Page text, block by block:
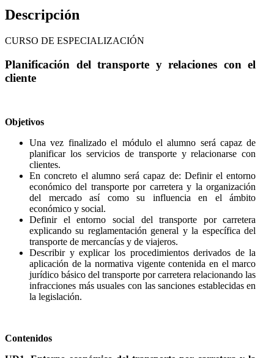
Descripción
CURSO DE ESPECIALIZACIÓN
Planificación del transporte y relaciones con el
cliente
Objetivos
Una vez finalizado el módulo el alumno será capaz de
planificar los servicios de transporte y relacionarse con
clientes.
En concreto el alumno será capaz de: Definir el entorno
económico del transporte por carretera y la organización
del mercado así como su influencia en el ámbito
económico y social.
Definir el entorno social del transporte por carretera
explicando su reglamentación general y la específica del
transporte de mercancías y de viajeros.
Describir y explicar los procedimientos derivados de la
aplicación de la normativa vigente contenida en el marco
jurídico básico del transporte por carretera relacionando las
infracciones más usuales con las sanciones establecidas en
la legislación.
Contenidos